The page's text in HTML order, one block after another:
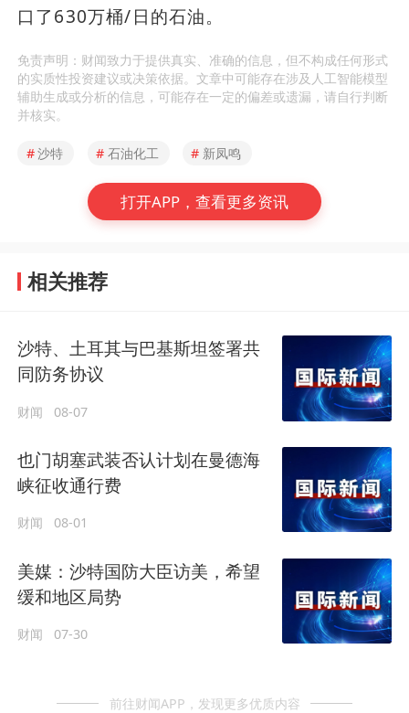
口了630万桶/日的石油。
免责声明：财闻致力于提供真实、准确的信息，但不构成任何形式
的实质性投资建议或决策依据。文章中可能存在涉及人工智能模型
辅助生成或分析的信息，可能存在一定的偏差或遗漏，请自行判断
并核实。
#沙特 # 石油化工 # 新凤鸣
打开APP，查看更多资讯
相关推荐
沙特、土耳其与巴基斯坦签署共
同防务协议
财闻 08-07
也门胡塞武装否认计划在曼德海
峡征收通行费
财闻 08-01
美媒：沙特国防大臣访美，希望
缓和地区局势
财闻 07-30
前往财闻APP，发现更多优质内容